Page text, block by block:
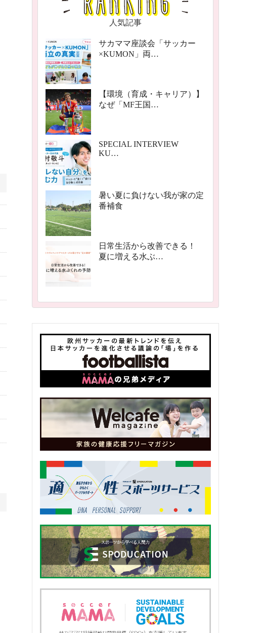
人気記事
サカママ座談会「サッカー
×KUMON」両…
【環境（育成・キャリア）】
なぜ「MF王国…
SPECIAL INTERVIEW
KU…
暑い夏に負けない我が家の定
番補食
日常生活から改善できる！
夏に増える水ぶ…